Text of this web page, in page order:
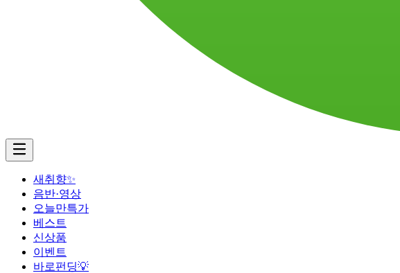
새취향✨
음반·영상
오늘만특가
베스트
신상품
이벤트
바로펀딩💡